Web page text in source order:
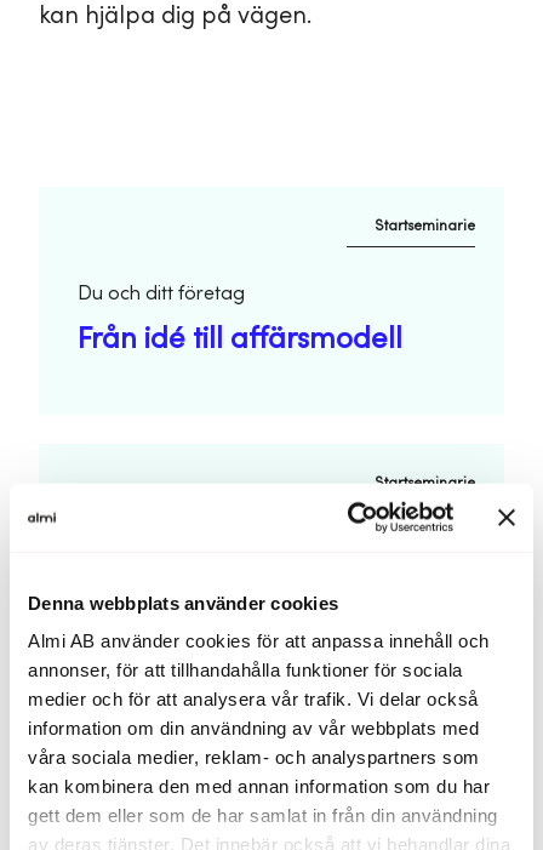
Denna webbplats använder cookies
Almi AB använder cookies för att anpassa innehåll och
annonser, för att tillhandahålla funktioner för sociala
medier och för att analysera vår trafik. Vi delar också
information om din användning av vår webbplats med
våra sociala medier, reklam- och analyspartners som
kan kombinera den med annan information som du har
gett dem eller som de har samlat in från din användning
av deras tjänster. Det innebär också att vi behandlar dina
kan hjälpa dig på vägen.
Startseminarie
Du och ditt företag
Från idé till affärsmodell
Startseminarie
Ditt företags viktigaste
ekonomiska samband
Förstå dina kunder och underlätta köp